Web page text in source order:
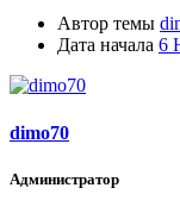
Автор темы
Дата начала 6
dimo70
Администратор